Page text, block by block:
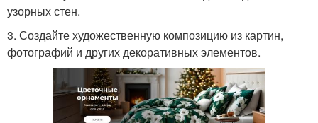
узорных стен.
3. Создайте художественную композицию из картин,
фотографий и других декоративных элементов.